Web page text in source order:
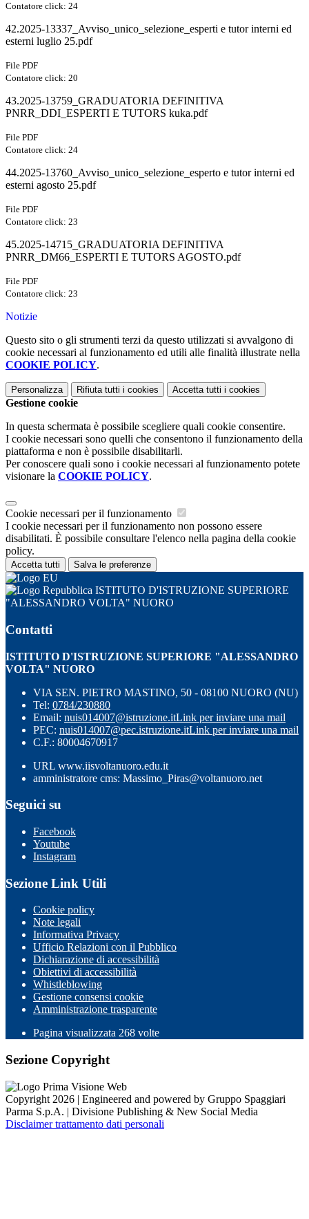
Contatore click: 24
42.2025-13337_Avviso_unico_selezione_esperti e tutor interni ed
esterni luglio 25.pdf
File PDF
Contatore click: 20
43.2025-13759_GRADUATORIA DEFINITIVA
PNRR_DDI_ESPERTI E TUTORS kuka.pdf
File PDF
Contatore click: 24
44.2025-13760_Avviso_unico_selezione_esperto e tutor interni ed
esterni agosto 25.pdf
File PDF
Contatore click: 23
45.2025-14715_GRADUATORIA DEFINITIVA
PNRR_DM66_ESPERTI E TUTORS AGOSTO.pdf
File PDF
Contatore click: 23
Notizie
Questo sito o gli strumenti terzi da questo utilizzati si avvalgono di
cookie necessari al funzionamento ed utili alle finalità illustrate nella
COOKIE POLICY.
Personalizza Rifiuta tutti i cookies Accetta tutti i cookies
Gestione cookie
In questa schermata è possibile scegliere quali cookie consentire.
I cookie necessari sono quelli che consentono il funzionamento della
piattaforma e non è possibile disabilitarli.
Per conoscere quali sono i cookie necessari al funzionamento potete
visionare la COOKIE POLICY.
Cookie necessari per il funzionamento
I cookie necessari per il funzionamento non possono essere
disabilitati. È possibile consultare l'elenco nella pagina della cookie
policy.
Accetta tutti Salva le preferenze
ISTITUTO D'ISTRUZIONE SUPERIORE
"ALESSANDRO VOLTA" NUORO
Contatti
ISTITUTO D'ISTRUZIONE SUPERIORE "ALESSANDRO
VOLTA" NUORO
VIA SEN. PIETRO MASTINO, 50 - 08100 NUORO (NU)
Tel: 0784/230880
Email: nuis014007@istruzione.itLink per inviare una mail
PEC: nuis014007@pec.istruzione.itLink per inviare una mail
C.F.: 80004670917
URL www.iisvoltanuoro.edu.it
amministratore cms: Massimo_Piras@voltanuoro.net
Seguici su
Facebook
Youtube
Instagram
Sezione Link Utili
Cookie policy
Note legali
Informativa Privacy
Ufficio Relazioni con il Pubblico
Dichiarazione di accessibilità
Obiettivi di accessibilità
Whistleblowing
Gestione consensi cookie
Amministrazione trasparente
Pagina visualizzata 268 volte
Sezione Copyright
Copyright 2026 | Engineered and powered by Gruppo Spaggiari
Parma S.p.A. | Divisione Publishing & New Social Media
Disclaimer trattamento dati personali